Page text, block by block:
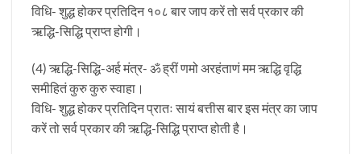
विधि- शुद्ध होकर प्रतिदिन १०८ बार जाप करें तो सर्व प्रकार की
ऋद्धि-सिद्धि प्राप्त होगी।
(4) ऋद्धि-सिद्धि-अर्ह मंत्र- ॐ ह्रीं णमो अरहंताणं मम ऋद्धि वृद्धि
समीहितं कुरु कुरु स्वाहा।
विधि- शुद्ध होकर प्रतिदिन प्रातः सायं बत्तीस बार इस मंत्र का जाप
करें तो सर्व प्रकार की ऋद्धि-सिद्धि प्राप्त होती है।